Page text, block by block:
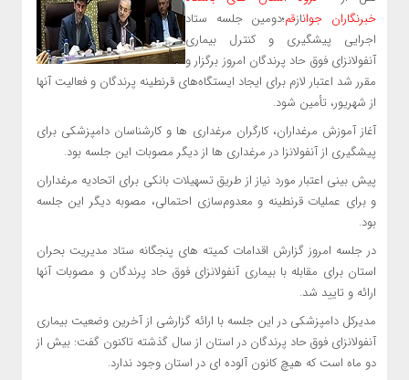
خبرنگاران جوانازقم؛دومین جلسه ستاد
اجرایی پیشگیری و کنترل بیماری
آنفولانزای فوق حاد پرندگان امروز برگزار و
مقرر شد اعتبار لازم برای ایجاد ایستگاه‌های قرنطینه پرندگان و فعالیت آنها
از شهریور، تأمین شود.
آغاز آموزش مرغداران، کارگران مرغداری ها و کارشناسان دامپزشکی برای
پیشگیری از آنفولانزا در مرغداری ها از دیگر مصوبات این جلسه بود.
پیش بینی اعتبار مورد نیاز از طریق تسهیلات بانکی برای اتحادیه مرغداران
و برای عملیات قرنطینه و معدوم‌سازی احتمالی، مصوبه دیگر این جلسه
بود.
در جلسه امروز گزارش اقدامات کمیته های پنجگانه ستاد مدیریت بحران
استان برای مقابله با بیماری آنفولانزای فوق حاد پرندگان و مصوبات آنها
ارائه و تایید شد.
مدیرکل دامپزشکی در این جلسه با ارائه گزارشی از آخرین وضعیت بیماری
آنفولانزای فوق حاد پرندگان در استان از سال گذشته تاکنون گفت: بیش از
دو ماه است که هیچ کانون آلوده ای در استان وجود ندارد.